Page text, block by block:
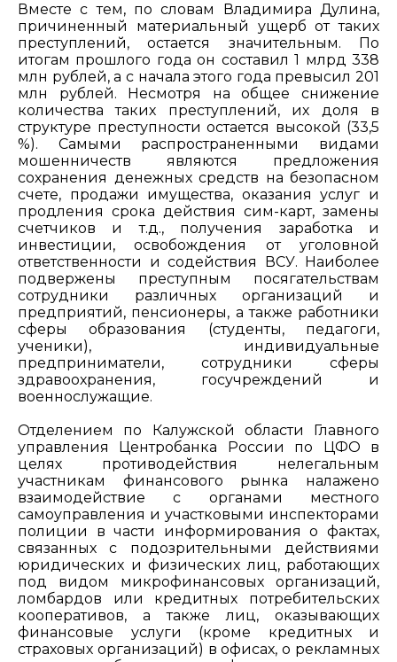
Вместе с тем, по словам Владимира Дулина,
причиненный материальный ущерб от таких
преступлений, остается значительным. По
итогам прошлого года он составил 1 млрд 338
млн рублей, а с начала этого года превысил 201
млн рублей. Несмотря на общее снижение
количества таких преступлений, их доля в
структуре преступности остается высокой (33,5
%). Самыми распространенными видами
мошенничеств являются предложения
сохранения денежных средств на безопасном
счете, продажи имущества, оказания услуг и
продления срока действия сим-карт, замены
счетчиков и т.д., получения заработка и
инвестиции, освобождения от уголовной
ответственности и содействия ВСУ. Наиболее
подвержены преступным посягательствам
сотрудники различных организаций и
предприятий, пенсионеры, а также работники
сферы образования (студенты, педагоги,
ученики), индивидуальные
предприниматели, сотрудники сферы
здравоохранения, госучреждений и
военнослужащие.
Отделением по Калужской области Главного
управления Центробанка России по ЦФО в
целях противодействия нелегальным
участникам финансового рынка налажено
взаимодействие с органами местного
самоуправления и участковыми инспекторами
полиции в части информирования о фактах,
связанных с подозрительными действиями
юридических и физических лиц, работающих
под видом микрофинансовых организаций,
ломбардов или кредитных потребительских
кооперативов, а также лиц, оказывающих
финансовые услуги (кроме кредитных и
страховых организаций) в офисах, о рекламных